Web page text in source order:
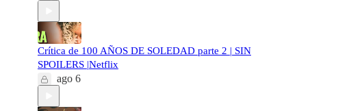
Crítica de 100 AÑOS DE SOLEDAD parte 2 | SIN
SPOILERS |Netflix
ago 6